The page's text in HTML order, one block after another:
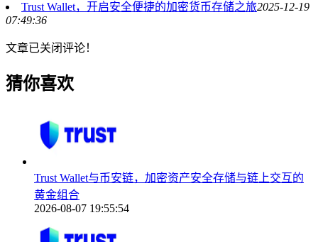
Trust Wallet，开启安全便捷的加密货币存储之旅2025-12-19
07:49:36
文章已关闭评论！
猜你喜欢
Trust Wallet与币安链，加密资产安全存储与链上交互的
黄金组合
2026-08-07 19:55:54